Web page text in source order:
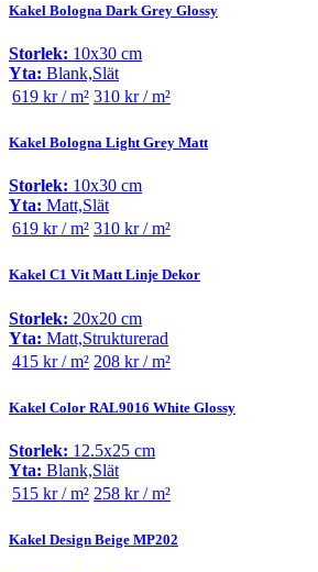
Kakel Bologna Dark Grey Glossy
Storlek: 10x30 cm
Yta: Blank,Slät
619 kr / m² 310 kr / m²
Kakel Bologna Light Grey Matt
Storlek: 10x30 cm
Yta: Matt,Slät
619 kr / m² 310 kr / m²
Kakel C1 Vit Matt Linje Dekor
Storlek: 20x20 cm
Yta: Matt,Strukturerad
415 kr / m² 208 kr / m²
Kakel Color RAL9016 White Glossy
Storlek: 12.5x25 cm
Yta: Blank,Slät
515 kr / m² 258 kr / m²
Kakel Design Beige MP202